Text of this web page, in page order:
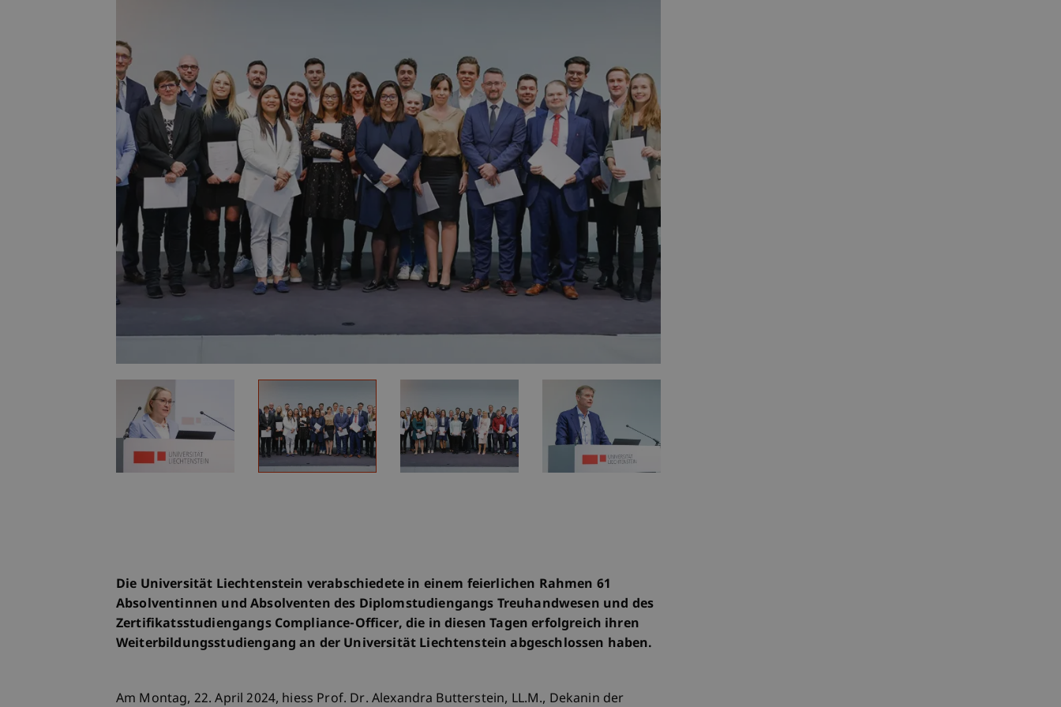
Die Universität Liechtenstein verabschiedete in einem feierlichen Rahmen 61
Absolventinnen und Absolventen des Diplomstudiengangs Treuhandwesen und des
Zertifikatsstudiengangs Compliance-Officer, die in diesen Tagen erfolgreich ihren
Weiterbildungsstudiengang an der Universität Liechtenstein abgeschlossen haben.
Am Montag, 22. April 2024, hiess Prof. Dr. Alexandra Butterstein, LL.M., Dekanin der